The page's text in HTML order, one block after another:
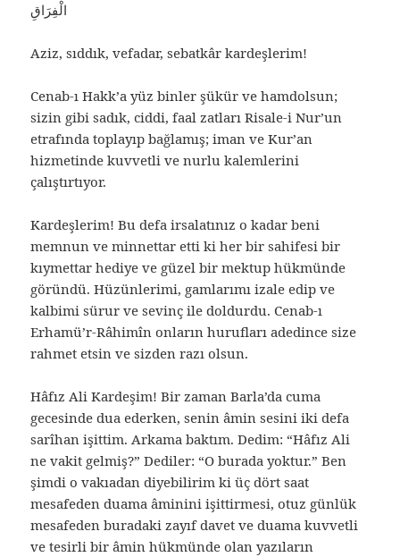
الْفِرَاقِ
Aziz, sıddık, vefadar, sebatkâr kardeşlerim!
Cenab-ı Hakk’a yüz binler şükür ve hamdolsun;
sizin gibi sadık, ciddi, faal zatları Risale-i Nur’un
etrafında toplayıp bağlamış; iman ve Kur’an
hizmetinde kuvvetli ve nurlu kalemlerini
çalıştırtıyor.
Kardeşlerim! Bu defa irsalatınız o kadar beni
memnun ve minnettar etti ki her bir sahifesi bir
kıymettar hediye ve güzel bir mektup hükmünde
göründü. Hüzünlerimi, gamlarımı izale edip ve
kalbimi sürur ve sevinç ile doldurdu. Cenab-ı
Erhamü’r-Râhimîn onların hurufları adedince size
rahmet etsin ve sizden razı olsun.
Hâfız Ali Kardeşim! Bir zaman Barla’da cuma
gecesinde dua ederken, senin âmin sesini iki defa
sarîhan işittim. Arkama baktım. Dedim: “Hâfız Ali
ne vakit gelmiş?” Dediler: “O burada yoktur.” Ben
şimdi o vakıadan diyebilirim ki üç dört saat
mesafeden duama âminini işittirmesi, otuz günlük
mesafeden buradaki zayıf davet ve duama kuvvetli
ve tesirli bir âmin hükmünde olan yazıların